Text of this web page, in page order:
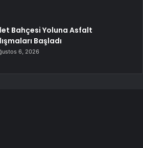
Bahçesi Yoluna Asfalt
Başladı
6, 2026